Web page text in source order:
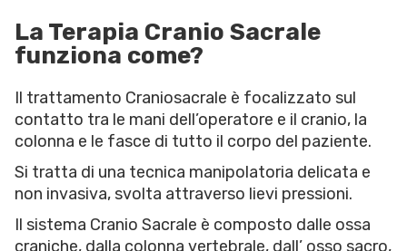
La Terapia Cranio Sacrale
funziona come?
Il trattamento Craniosacrale è focalizzato sul
contatto tra le mani dell’operatore e il cranio, la
colonna e le fasce di tutto il corpo del paziente.
Si tratta di una tecnica manipolatoria delicata e
non invasiva, svolta attraverso lievi pressioni.
Il sistema Cranio Sacrale è composto dalle ossa
craniche, dalla colonna vertebrale, dall’ osso sacro,